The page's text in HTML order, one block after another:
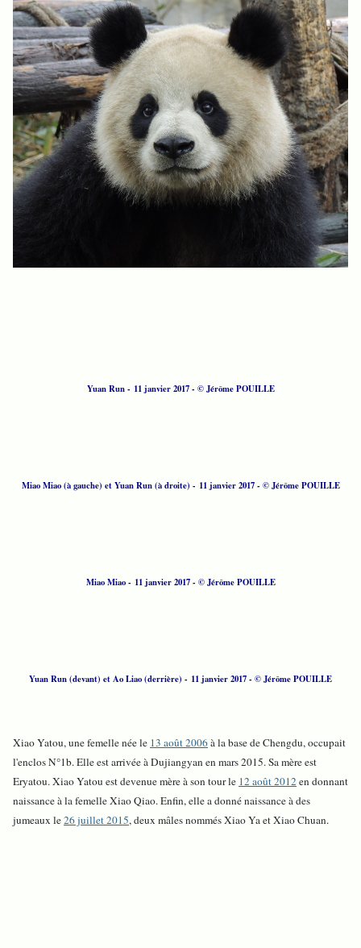
Yuan Run - 11 janvier 2017 - © Jérôme POUILLE
Miao Miao (à gauche) et Yuan Run (à droite) - 11 janvier 2017 - © Jérôme POUILLE
Miao Miao - 11 janvier 2017 - © Jérôme POUILLE
Yuan Run (devant) et Ao Liao (derrière) - 11 janvier 2017 - © Jérôme POUILLE
Xiao Yatou, une femelle née le 13 août 2006à la base de Chengdu, occupait
l'enclos N°1b. Elle est arrivée à Dujiangyan en mars 2015. Sa mère est
Eryatou. Xiao Yatou est devenue mère à son tour le 12 août 2012en donnant
naissance à la femelle Xiao Qiao. Enfin, elle a donné naissance à des
jumeaux le26 juillet 2015, deux mâles nommés Xiao Ya et Xiao Chuan.